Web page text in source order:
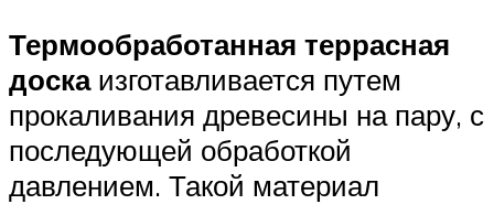
Термообработанная террасная
доскаизготавливается путем
прокаливания древесины на пару, с
последующей обработкой
давлением. Такой материал